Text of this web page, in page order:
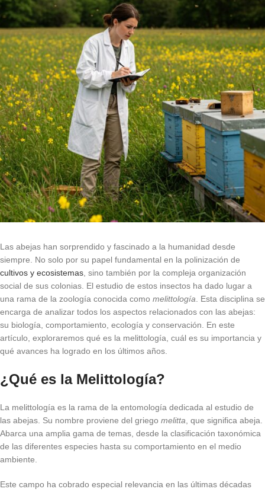
Las abejas han sorprendido y fascinado a la humanidad desde
siempre. No solo por su papel fundamental en la polinización de
cultivos y ecosistemas, sino también por la compleja organización
social de sus colonias. El estudio de estos insectos ha dado lugar a
una rama de la zoología conocida como melittología. Esta disciplina se
encarga de analizar todos los aspectos relacionados con las abejas:
su biología, comportamiento, ecología y conservación. En este
artículo, exploraremos qué es la melittología, cuál es su importancia y
qué avances ha logrado en los últimos años.
¿Qué es la Melittología?
La melittología es la rama de la entomología dedicada al estudio de
las abejas. Su nombre proviene del griego melitta, que significa abeja.
Abarca una amplia gama de temas, desde la clasificación taxonómica
de las diferentes especies hasta su comportamiento en el medio
ambiente.
Este campo ha cobrado especial relevancia en las últimas décadas